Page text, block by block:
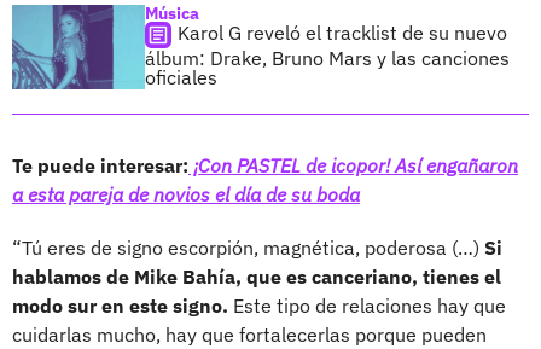
Música
Karol G reveló el tracklist de su nuevo
álbum: Drake, Bruno Mars y las canciones
oficiales
Te puede interesar: ¡Con PASTEL de icopor! Así engañaron
a esta pareja de novios el día de su boda
“Tú eres de signo escorpión, magnética, poderosa (…) Si
hablamos de Mike Bahía, que es canceriano, tienes el
modo sur en este signo. Este tipo de relaciones hay que
cuidarlas mucho, hay que fortalecerlas porque pueden